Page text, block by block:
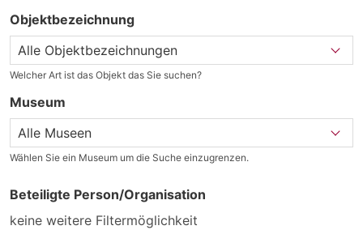
Objektbezeichnung
Welcher Art ist das Objekt das Sie suchen?
Museum
Wählen Sie ein Museum um die Suche einzugrenzen.
Beteiligte Person/Organisation
keine weitere Filtermöglichkeit